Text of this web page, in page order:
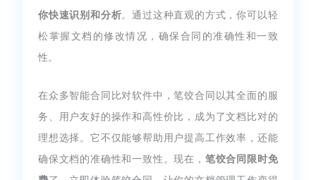
你快速识别和分析。通过这种直观的方式，你可以轻
松掌握文档的修改情况，确保合同的准确性和一致
性。
在众多智能合同比对软件中，笔饺合同以其全面的服
务、用户友好的操作和高性价比，成为了文档比对的
理想选择。它不仅能够帮助用户提高工作效率，还能
确保文档的准确性和一致性。现在， 笔饺合同限时免